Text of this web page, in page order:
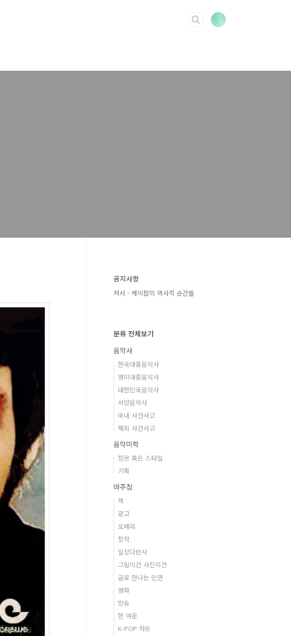
공지사항
저서 - 케이팝의 역사적 순간들
분류 전체보기
음악사
한국대중음악사
영미대중음악사
대한민국음악사
서양음악사
국내 사건사고
해외 사건사고
음악미학
장르 혹은 스타일
기획
마주침
책
광고
오페라
창작
일상다반사
그림이건 사진이건
글로 만나는 인연
영화
방송
한 여운
K-POP 차트